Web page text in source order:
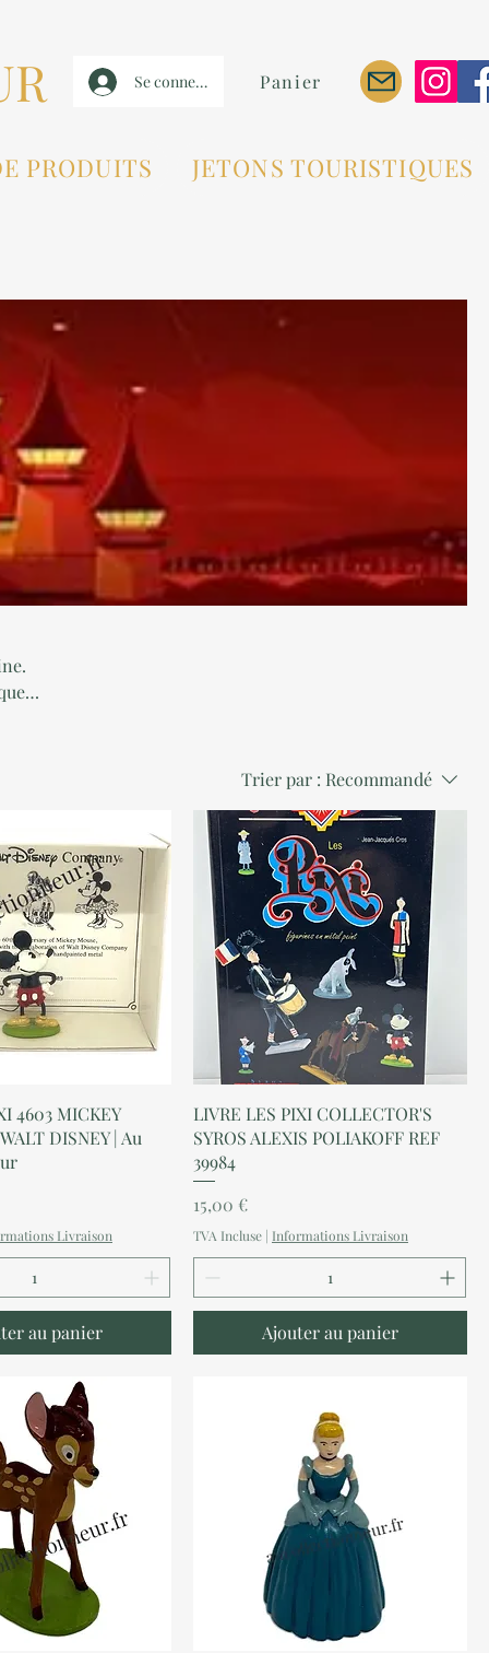
Se connecter Panier
PRODUITS JETONS TOURISTIQUES
Trier par : Recommandé
rapide
4603 MICKEY
DISNEY | Au
Livraison
au panier
Aperçu rapide
LIVRE LES PIXI COLLECTOR'S
SYROS ALEXIS POLIAKOFF REF
39984
Prix
15,00 €
TVA Incluse | Informations Livraison
Ajouter au panier